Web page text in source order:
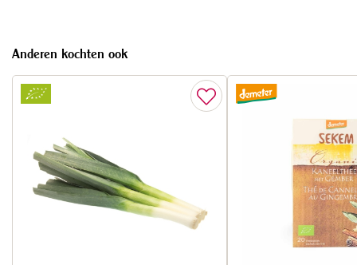
Anderen kochten ook